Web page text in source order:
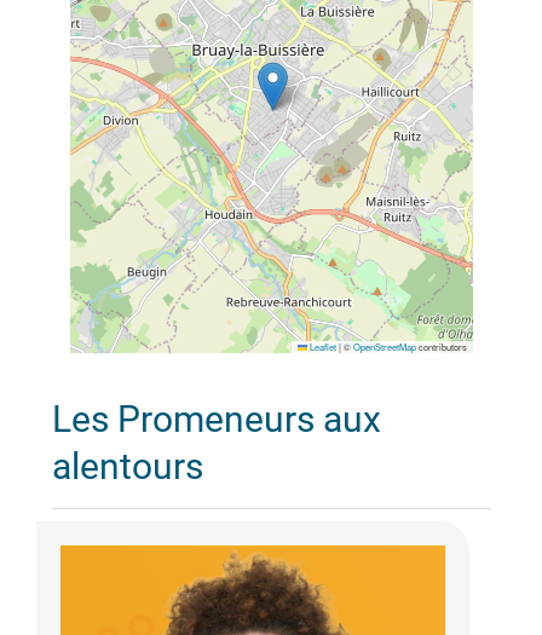
Leaflet |©OpenStreetMapcontributors
Les Promeneurs aux
alentours